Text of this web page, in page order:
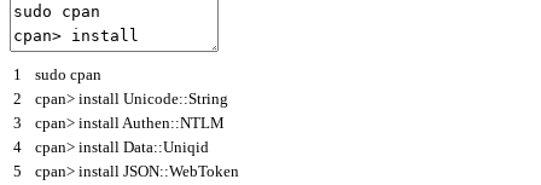
1
2
3
4
5
sudo cpan
cpan> install Unicode::String
cpan> installAuthen::NTLM
cpan> install Data::Uniqid
cpan> install JSON::WebToken